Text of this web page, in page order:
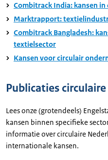
Combitrack India: kansen
Marktrapport:
Combitrack Bangladesh:
textielsector
Kansen voor circulair
Publicaties
Lees onze (grotendeels)
kansen binnen specifieke
informatie over circulaire
internationale kansen.